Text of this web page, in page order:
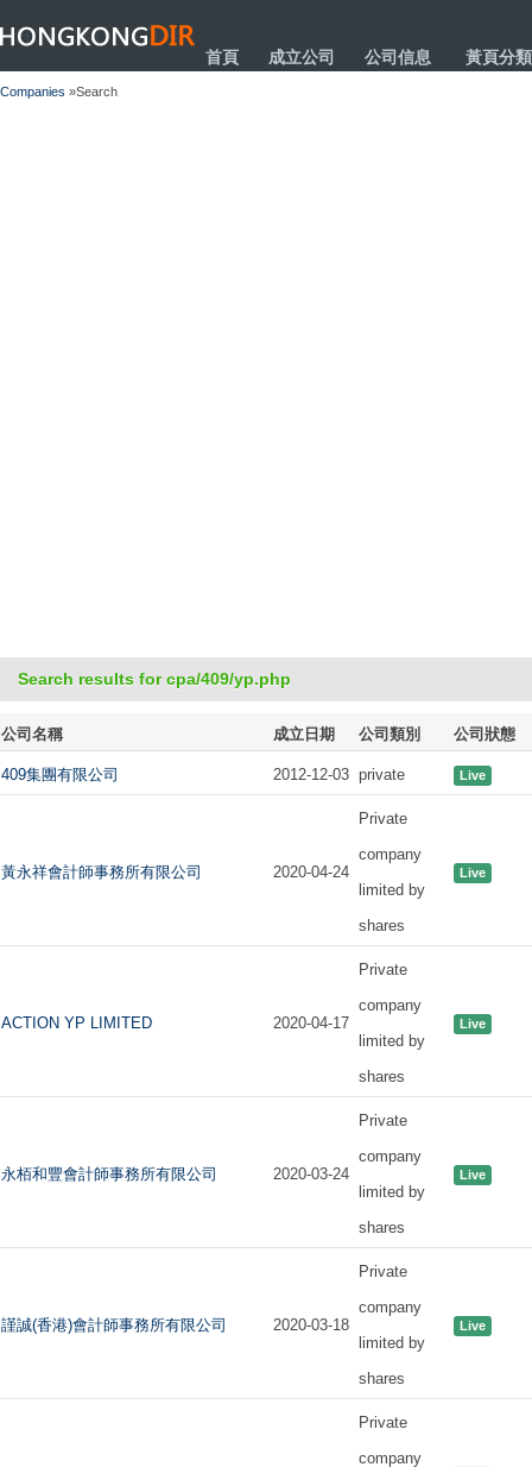
HONGKONGDIR
首頁 成立公司 公司信息 黃頁分類
Companies »Search
Search results for cpa/409/yp.php
公司名稱 成立日期 公司類別 公司狀態
409集團有限公司 2012-12-03 private Live
黃永祥會計師事務所有限公司 2020-04-24
Private
company
limited by
shares
Live
ACTION YP LIMITED 2020-04-17
Private
company
limited by
shares
Live
永栢和豐會計師事務所有限公司 2020-03-24
Private
company
limited by
shares
Live
謹誠(香港)會計師事務所有限公司 2020-03-18
Private
company
limited by
shares
Live
Private
company